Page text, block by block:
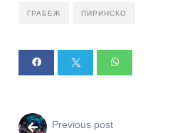
ГРАБЕЖ ПИРИНСКО
Previous post